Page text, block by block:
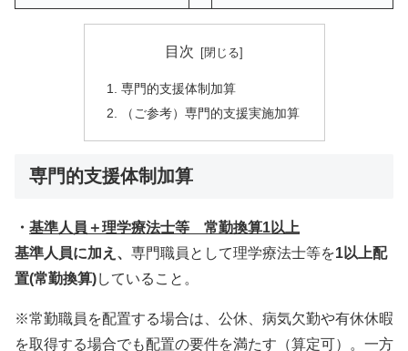
目次
専門的支援体制加算
（ご参考）専門的支援実施加算
専門的支援体制加算
・ 基準人員＋理学療法士等 常勤換算1以上
基準人員に加え、 専門職員として理学療法士等を1以上配
置(常勤換算)していること。
※常勤職員を配置する場合は、公休、病気欠勤や有休休暇
を取得する場合でも配置の要件を満たす（算定可）。一方